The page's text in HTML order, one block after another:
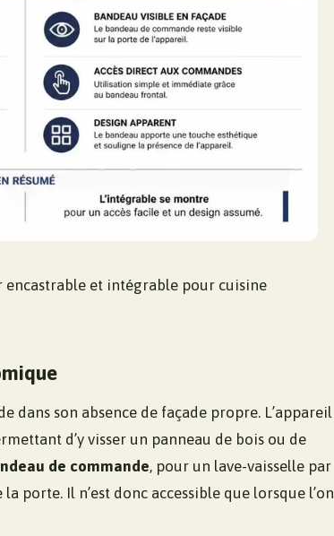
et intégrable pour cuisine
dans son absence de façade propre. L’appareil
d’y visser un panneau de bois ou de
de commande, pour un lave-vaisselle par
porte. Il n’est donc accessible que lorsque l’on